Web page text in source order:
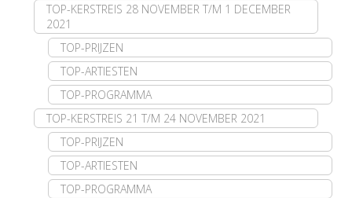
TOP-KERSTREIS 28 NOVEMBER T/M 1 DECEMBER
2021
TOP-PRIJZEN
TOP-ARTIESTEN
TOP-PROGRAMMA
TOP-KERSTREIS 21 T/M 24 NOVEMBER 2021
TOP-PRIJZEN
TOP-ARTIESTEN
TOP-PROGRAMMA